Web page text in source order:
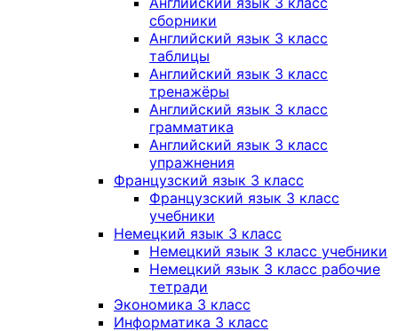
сборники
Английский язык 3 класс
таблицы
Английский язык 3 класс
тренажёры
Английский язык 3 класс
грамматика
Английский язык 3 класс
упражнения
Французский язык 3 класс
Французский язык 3 класс
учебники
Немецкий язык 3 класс
Немецкий язык 3 класс учебники
Немецкий язык 3 класс рабочие
тетради
Экономика 3 класс
Информатика 3 класс